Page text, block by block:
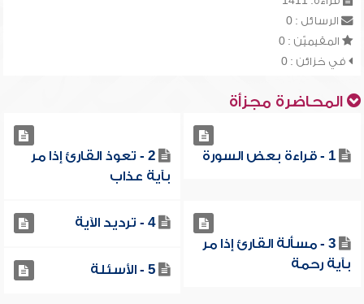
الرسائل : 0
المقيميّن : 0
في خزائن : 0
المحاضرة مجزأة
1 - قراءة بعض السورة
2 - تعوذ القارئ إذا مر
بآية عذاب
3 - مسألة القارئ إذا مر
بآية رحمة
4 - ترديد الآية
5 - الأسئلة